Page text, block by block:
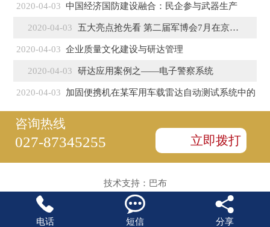
2020-04-03 中国经济国防建设融合：民企参与武器生产
2020-04-03 五大亮点抢先看 第二届军博会7月在京盛大开幕
2020-04-03 企业质量文化建设与研达管理
2020-04-03 研达应用案例之——电子警察系统
2020-04-03 加固便携机在某军用车载雷达自动测试系统中的
咨询热线
027-87345255 立即拨打
技术支持： 巴布

电话

短信

分享